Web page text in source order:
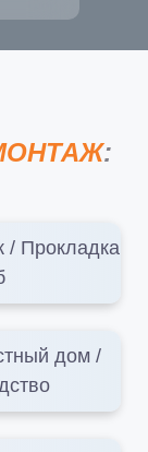
:
/ Прокладка
дом /